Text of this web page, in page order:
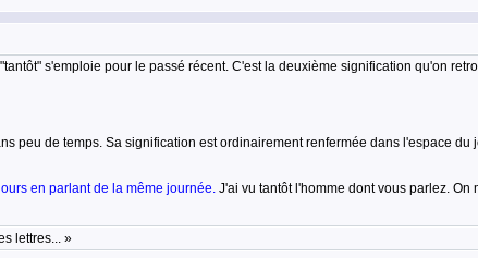
s'emploie pour le passé récent. C'est la deuxième signification qu'on
peu de temps. Sa signification est ordinairement renfermée dans l'espace
en parlant de la même journée. J'ai vu tantôt l'homme dont vous parlez. On
lettres... »